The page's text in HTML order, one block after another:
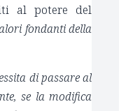
al potere del
fondanti della
di passare al
se la modifica